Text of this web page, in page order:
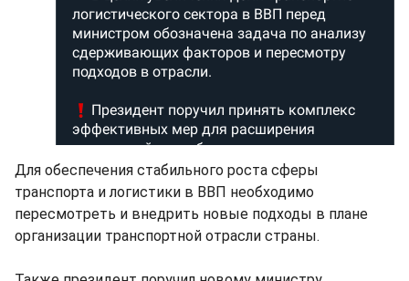
Для обеспечения стабильного роста сферы
транспорта и логистики в ВВП необходимо
пересмотреть и внедрить новые подходы в плане
организации транспортной отрасли страны.